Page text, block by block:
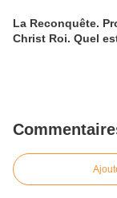
La Reconquête.
Christ Roi. Quel